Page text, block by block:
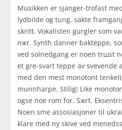
Musikken er sjanger-trofast
lydbilde og tung, sakte
skritt. Vokalisten gurgler som
nжr. Synth danner bakteppe,
ved solnedgang er noen trшst
et grе-svart teppe av svevende
med den mest monotont
munnharpe. Stilig! Like
ogsе noe rom for. Sжrt.
Noen smе assosiasjoner til
klare med ny skive ved